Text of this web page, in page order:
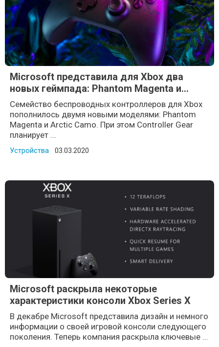
Microsoft представила для Xbox два
новых геймпада: Phantom Magenta и
Arctic Camo
Семейство беспроводных контроллеров для Xbox
пополнилось двумя новыми моделями: Phantom
Magenta и Arctic Camo. При этом Controller Gear
планирует ...
Устройства Posted on
03.03.2020
Microsoft раскрыла некоторые
характеристики консоли Xbox Series X
В декабре Microsoft представила дизайн и немного
информации о своей игровой консоли следующего
поколения. Теперь компания раскрыла ключевые ...